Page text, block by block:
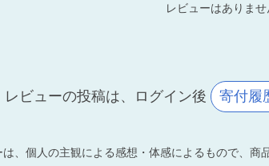
レビューはありませ
レビューの投稿は、ログイン後 寄付履
、個人の主観による感想・体感によるもので、商